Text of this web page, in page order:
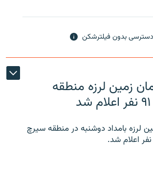
دسترسی بدون فیلترشکن
زمین لرزه منطقه
لرزه بامداد دوشنبه در منطقه سیرچ